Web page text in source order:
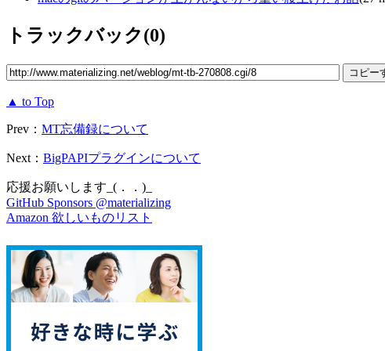
トラックバック(0)
▲ to Top
Prev： MT忘備録について
Next： BigPAPIプラグインについて
応援お願いします_(．．)_
GitHub Sponsors @materializing
Amazon 欲しいものリスト